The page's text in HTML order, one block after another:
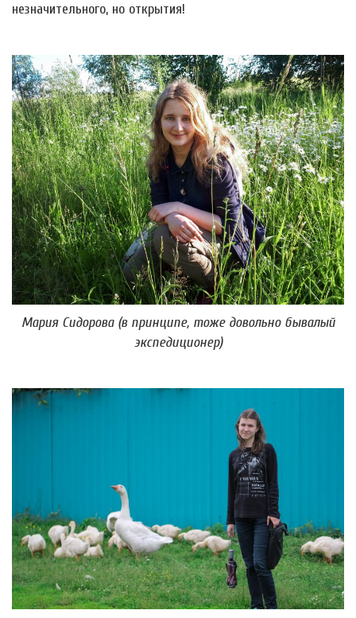
незначительного, но открытия!
Мария Сидорова (в принципе, тоже довольно бывалый
экспедиционер)